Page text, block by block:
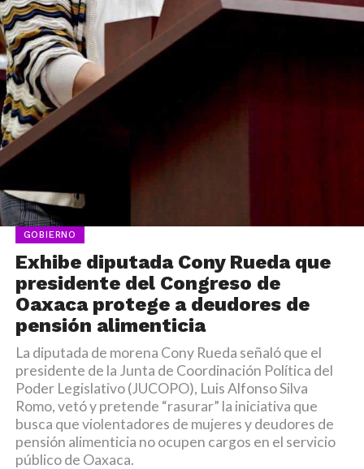
GOBIERNO
Exhibe diputada Cony Rueda que
presidente del Congreso de
Oaxaca protege a deudores de
pensión alimenticia
La diputada de morena Cony Rueda señaló que el
presidente de la Junta de Coordinación Política del
Poder Legislativo (JUCOPO), Luis Alfonso Silva
Romo, vetó y pretende “rasurar” la iniciativa que
busca que violentadores de mujeres y deudores de
pensión alimenticia no ocupen cargos en el servicio
público de Oaxaca.